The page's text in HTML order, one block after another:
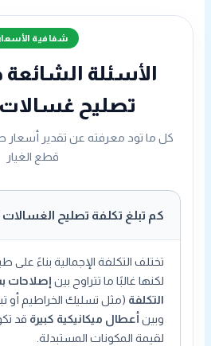
شفافية الأسعار
الأسئلة
تصليح
كل ما تود معرفته عن تقدير أسعار
قطع الغيار
كم تبلغ تكلفة تصليح
تختلف التكلفة الإجمالية بناءً على
لكنها غالبًا ما تتراوح بين إصلاحات
التكلفة (مثل تسليك الخراطيم أو
وبين أعطال ميكانيكية كبيرة قد
لقيمة المكونات المستبدلة.